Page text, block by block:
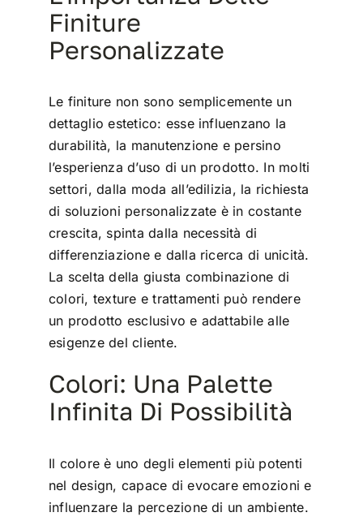
Finiture
Personalizzate
Le finiture non sono semplicemente un
dettaglio estetico: esse influenzano la
durabilità, la manutenzione e persino
l’esperienza d’uso di un prodotto. In molti
settori, dalla moda all’edilizia, la richiesta
di soluzioni personalizzate è in costante
crescita, spinta dalla necessità di
differenziazione e dalla ricerca di unicità.
La scelta della giusta combinazione di
colori, texture e trattamenti può rendere
un prodotto esclusivo e adattabile alle
esigenze del cliente.
Colori: Una Palette
Infinita Di Possibilità
Il colore è uno degli elementi più potenti
nel design, capace di evocare emozioni e
influenzare la percezione di un ambiente.